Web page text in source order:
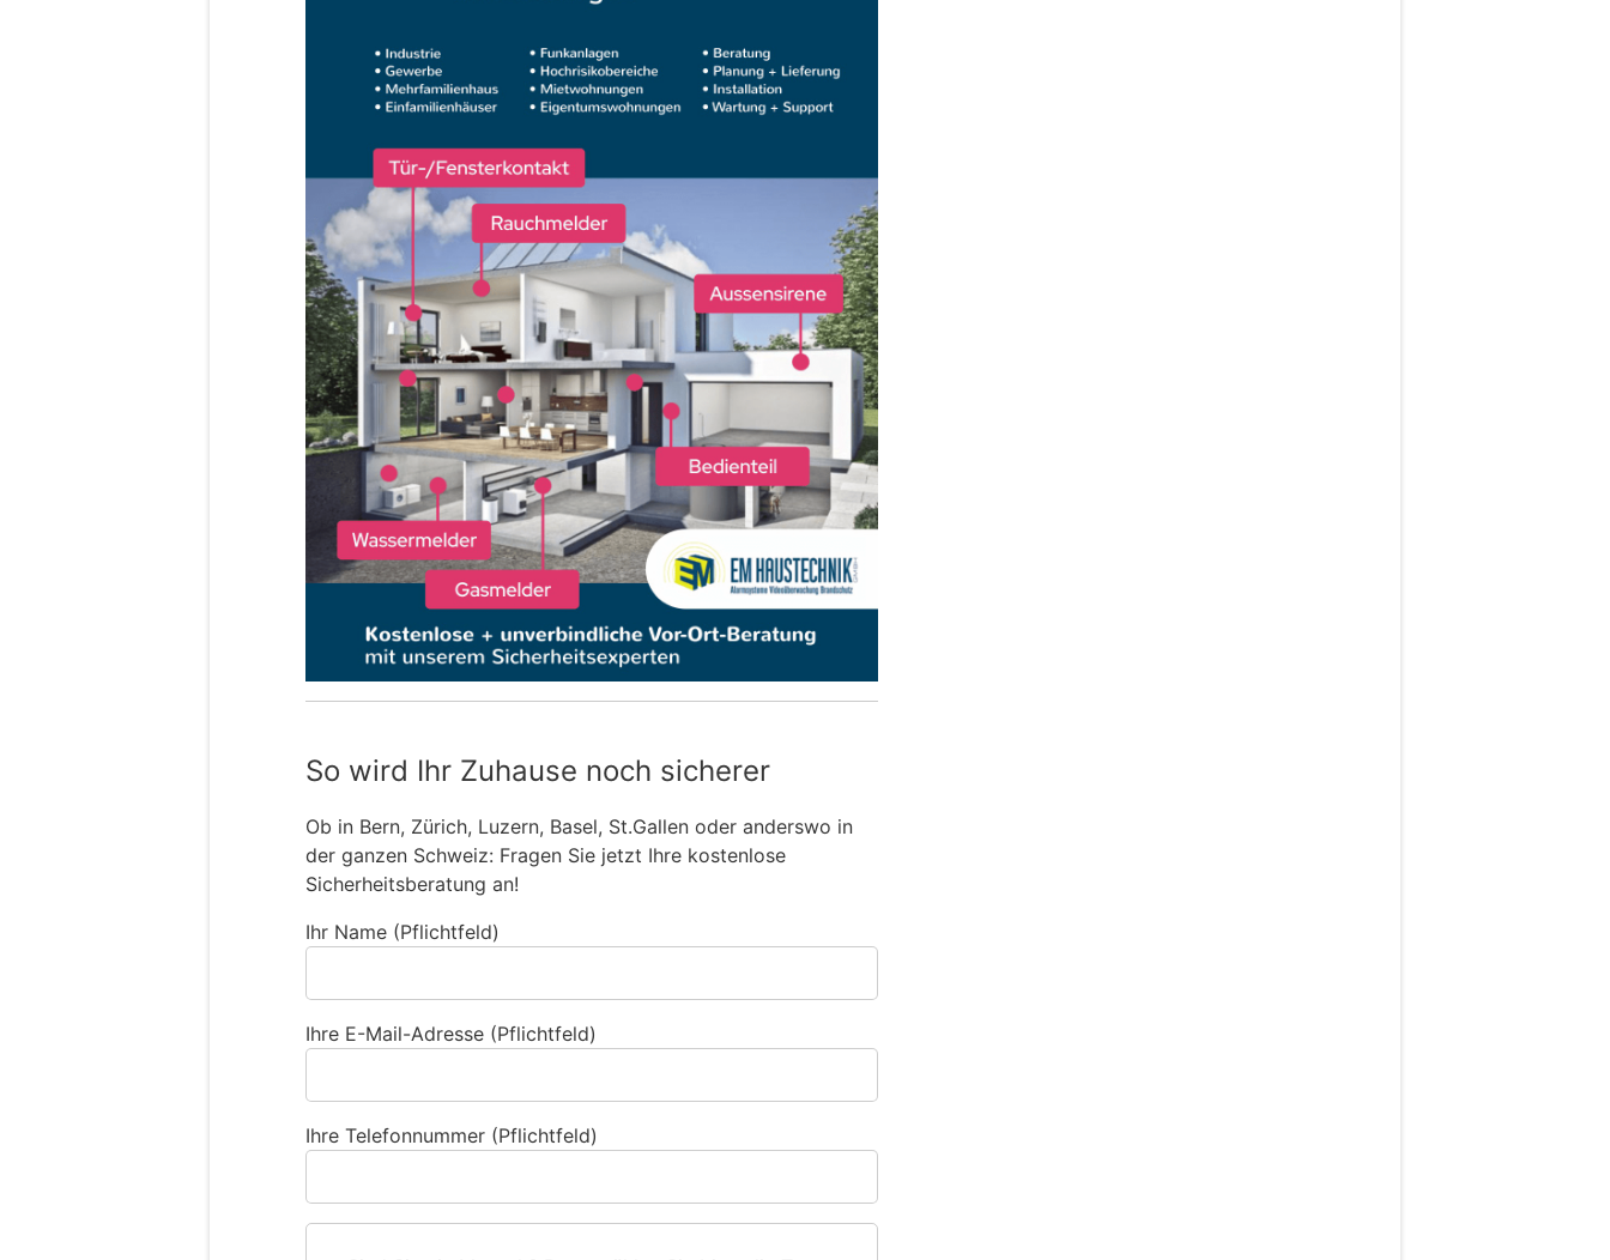
So wird Ihr Zuhause noch sicherer
Ob in Bern, Zürich, Luzern, Basel, St.Gallen oder anderswo in
der ganzen Schweiz: Fragen Sie jetzt Ihre kostenlose
Sicherheitsberatung an!
Ihr Name (Pflichtfeld)
Ihre E-Mail-Adresse (Pflichtfeld)
Ihre Telefonnummer (Pflichtfeld)